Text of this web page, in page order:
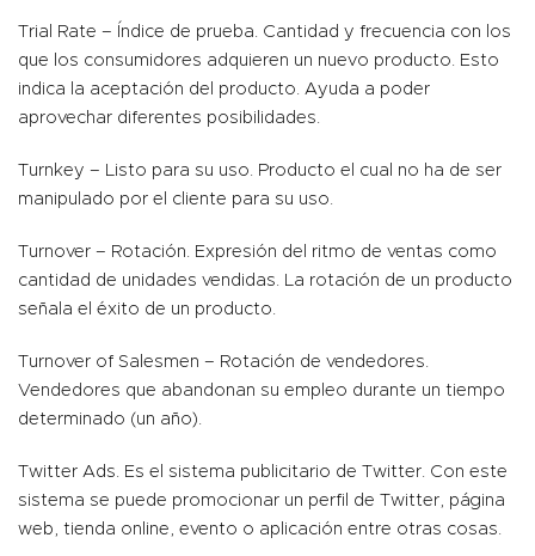
Trial Rate – Índice de prueba. Cantidad y frecuencia con los
que los consumidores adquieren un nuevo producto. Esto
indica la aceptación del producto. Ayuda a poder
aprovechar diferentes posibilidades.
Turnkey – Listo para su uso. Producto el cual no ha de ser
manipulado por el cliente para su uso.
Turnover – Rotación. Expresión del ritmo de ventas como
cantidad de unidades vendidas. La rotación de un producto
señala el éxito de un producto.
Turnover of Salesmen – Rotación de vendedores.
Vendedores que abandonan su empleo durante un tiempo
determinado (un año).
Twitter Ads. Es el sistema publicitario de Twitter. Con este
sistema se puede promocionar un perfil de Twitter, página
web, tienda online, evento o aplicación entre otras cosas.